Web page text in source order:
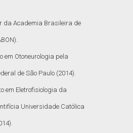
da Academia Brasileira de
em Otoneurologia pela
de São Paulo (2014).
em Eletrofisiologia da
Universidade Católica